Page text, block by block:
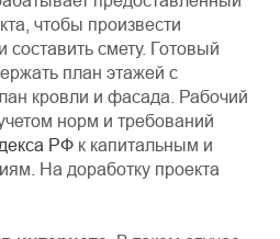
чтобы произвести
смету. Готовый
план этажей с
кровли и фасада. Рабочий
норм и требований
РФ к капитальным и
На доработку проекта